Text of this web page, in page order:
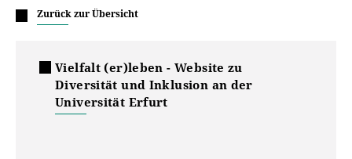
Zurück zur Übersicht
Vielfalt (er)leben - Website zu
Diversität und Inklusion an der
Universität Erfurt